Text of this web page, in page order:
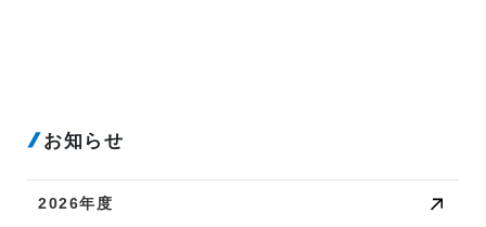
お知らせ
2026年度